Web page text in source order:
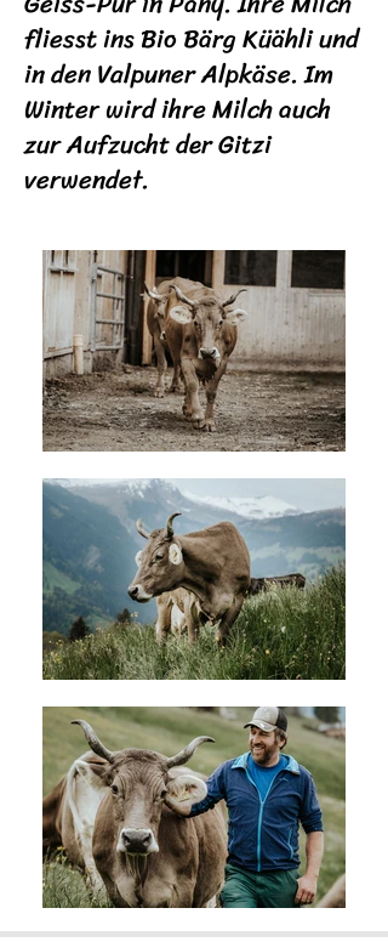
fliesst ins Bio Bärg Küähli und
in den Valpuner Alpkäse. Im
Winter wird ihre Milch auch
zur Aufzucht der Gitzi
verwendet.